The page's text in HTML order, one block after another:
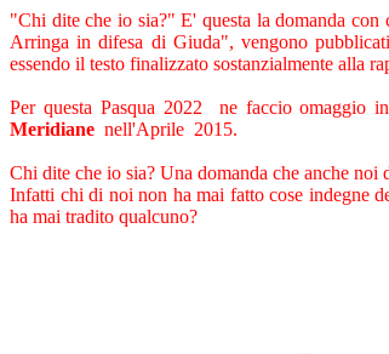
"Chi dite che io sia?" E' questa la domanda
Arringa in difesa di Giuda", vengono
essendo il testo finalizzato sostanzialmente alla
Per questa Pasqua 2022 ne faccio omaggio
Meridiane nell'Aprile 2015.
Chi dite che io sia? Una domanda che anche noi
Infatti chi di noi non ha mai fatto cose indegne
ha mai tradito qualcuno?